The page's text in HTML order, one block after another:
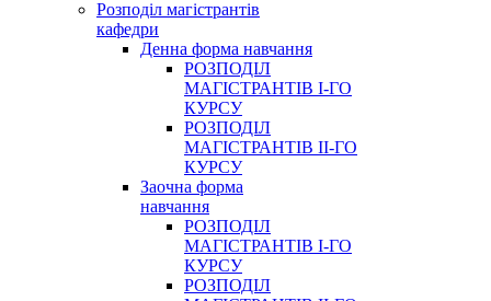
Розподіл магістрантів
кафедри
Денна форма навчання
РОЗПОДІЛ
МАГІСТРАНТІВ І-ГО
КУРСУ
РОЗПОДІЛ
МАГІСТРАНТІВ ІІ-ГО
КУРСУ
Заочна форма
навчання
РОЗПОДІЛ
МАГІСТРАНТІВ І-ГО
КУРСУ
РОЗПОДІЛ